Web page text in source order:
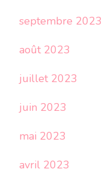
septembre 2023
août 2023
juillet 2023
juin 2023
mai 2023
avril 2023